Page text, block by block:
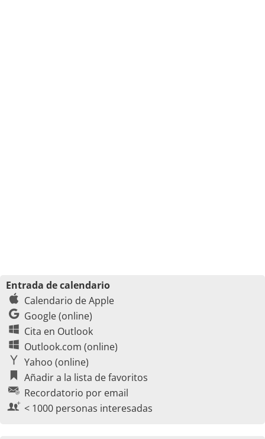
Entrada de calendario
Calendario de Apple
Google (online)
Cita en Outlook
Outlook.com (online)
Yahoo (online)
Añadir a la lista de favoritos
Recordatorio por email
< 1000 personas interesadas